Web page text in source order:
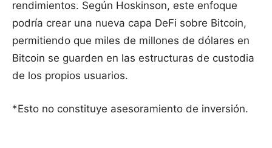
rendimientos. Según Hoskinson, este enfoque
podría crear una nueva capa DeFi sobre Bitcoin,
permitiendo que miles de millones de dólares en
Bitcoin se guarden en las estructuras de custodia
de los propios usuarios.
*Esto no constituye asesoramiento de inversión.